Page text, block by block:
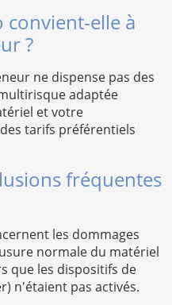
elle à
?
ne dispense pas des
adaptée
et votre
tarifs préférentiels
fréquentes
les dommages
normale du matériel
que les dispositifs de
n'étaient pas activés.